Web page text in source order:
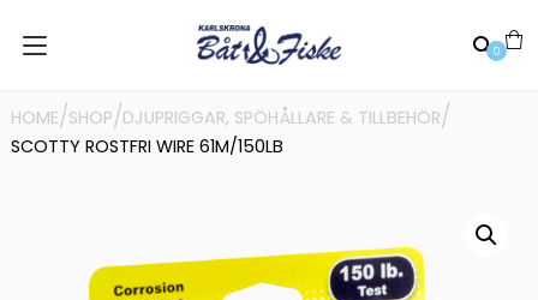
0
HOME/SHOP/DJUPRIGGAR, SPÖHÅLLARE & TILLBEHÖR/
SCOTTY ROSTFRI WIRE 61M/150LB